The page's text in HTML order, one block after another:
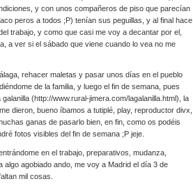
y con unos compañeros de piso que parecían
peros a todos ;P) tenían sus peguillas, y al final hace
trabajo, y como que casi me voy a decantar por el,
a ver si el sábado que viene cuando lo vea no me
rehacer maletas y pasar unos días en el pueblo
de la familia, y luego el fin de semana, pues
(http://www.rural-jimera.com/lagalanilla.html), la
dieron, bueno íbamos a tutiplé, play, reproductor divx,
ganas de pasarlo bien, en fin, como os podéis
fotos visibles del fin de semana ;P jeje.
en el trabajo, preparativos, mudanza,
agobiado ando, me voy a Madrid el día 3 de
mil cosas.